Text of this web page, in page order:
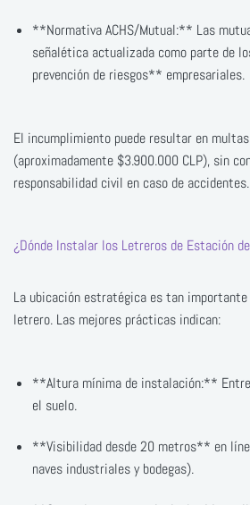
**Normativa ACHS/Mutual:** Las
señalética actualizada como parte de
prevención de riesgos** empresariales.
El incumplimiento puede resultar en
(aproximadamente $3.900.000 CLP), sin
responsabilidad civil en caso de accidentes.
¿Dónde Instalar los Letreros de Estación
La ubicación estratégica es tan
letrero. Las mejores prácticas indican:
**Altura mínima de instalación:**
el suelo.
**Visibilidad desde 20 metros** en
naves industriales y bodegas).